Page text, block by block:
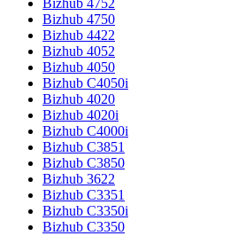
Bizhub 4750
Bizhub 4422
Bizhub 4052
Bizhub 4050
Bizhub C4050i
Bizhub 4020
Bizhub 4020i
Bizhub C4000i
Bizhub C3851
Bizhub C3850
Bizhub 3622
Bizhub C3351
Bizhub C3350i
Bizhub C3350